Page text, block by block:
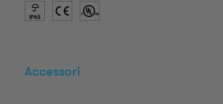
Accessori